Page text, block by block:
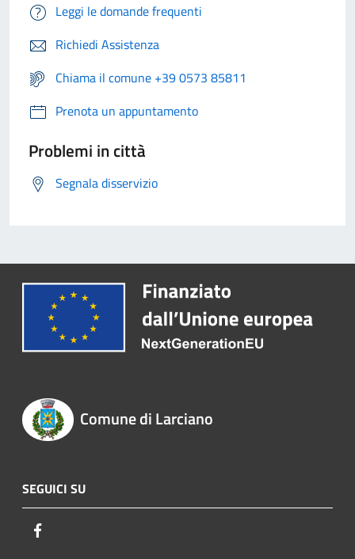
Leggi le domande frequenti
Richiedi Assistenza
Chiama il comune +39 0573 85811
Prenota un appuntamento
Problemi in città
Segnala disservizio
Comune di Larciano
SEGUICI SU